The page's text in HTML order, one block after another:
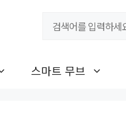
스마트 무브